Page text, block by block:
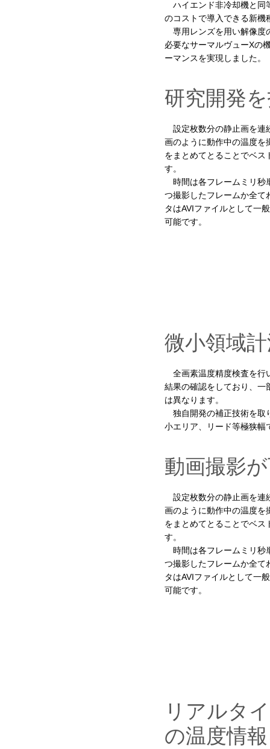
ハイエンド非冷却機と同
のコストで導入できる新機
専用レンズを用い解像度
必要なサーマルヴューXの
ーマンスを実現しました。
研究開発
設定枚数分の静止画を
画のように動作中の温度を
をまとめてとることでベス
す。
時間は各フレームミリ秒
つ撮影したフレームか全
タはAVIファイルとして一
可能です。
微小領域
全画素温度精度検査を行
結果の確認をしており、一
は異なります。
独自開発の補正技術を取
小エリア、リード等極狭幅
動画撮影
設定枚数分の静止画を
画のように動作中の温度を
をまとめてとることでベス
す。
時間は各フレームミリ秒
つ撮影したフレームか全
タはAVIファイルとして一
可能です。
リアルタ
の温度情